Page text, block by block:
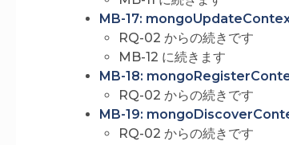
MB-17:
RQ-02 からの続きです
MB-12 に続きます
MB-18:
RQ-02 からの続きです
MB-19:
RQ-02 からの続きです